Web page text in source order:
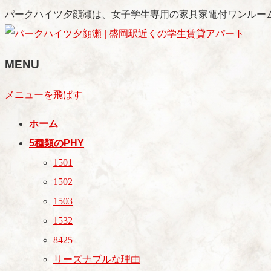
パークハイツ夕顔瀬は、女子学生専用の家具家電付ワンルー
MENU
メニューを飛ばす
ホーム
5種類のPHY
1501
1502
1503
1532
8425
リーズナブルな理由